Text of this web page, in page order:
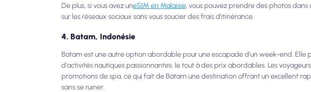
De plus, si vous avez uneSIM en Malaisie, vous pouvez prendre des photos
sur les réseaux sociaux sans vous soucier des frais d'itinérance.
4. Batam, Indonésie
Batam est une autre option abordable pour une escapade d'un week-end.
d'activités nautiques passionnantes, le tout à des prix abordables. Les
promotions de spa, ce qui fait de Batam une destination offrant un excellent
sans se ruiner.